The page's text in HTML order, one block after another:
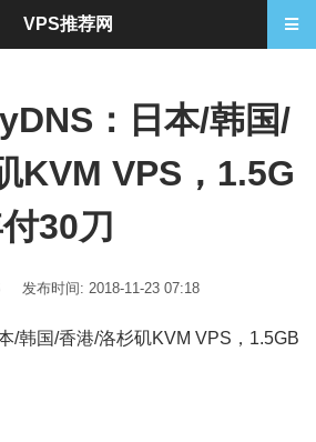
：日本/韩国/
KVM VPS，1.5G
30刀
发布时间: 2018-11-23 07:18
/韩国/香港/洛杉矶KVM VPS，1.5GB
VPS推荐网